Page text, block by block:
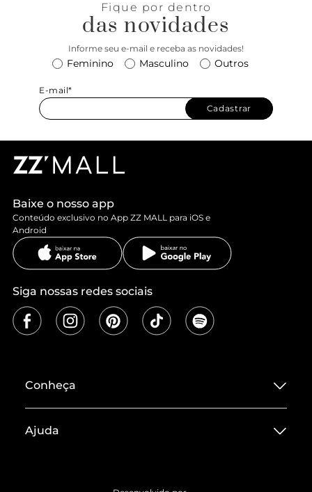
Fique por dentro
das novidades
Informe seu e-mail e receba as novidades!
Feminino Masculino Outros
E-mail*
Cadastrar
Baixe o nosso app
Conteúdo exclusivo no App ZZ MALL para iOS e
Android
Siga nossas redes sociais
Conheça
Termos de Uso
Ajuda